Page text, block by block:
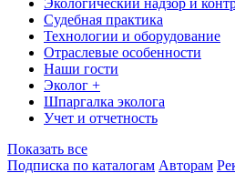
Экологический надзор и
Судебная практика
Технологии и оборудование
Отраслевые особенности
Наши гости
Эколог +
Шпаргалка эколога
Учет и отчетность
Показать все
Подписка по каталогам Авторам